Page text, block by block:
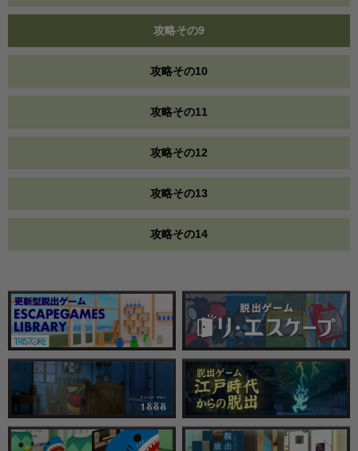
攻略その9
攻略その10
攻略その11
攻略その12
攻略その13
攻略その14